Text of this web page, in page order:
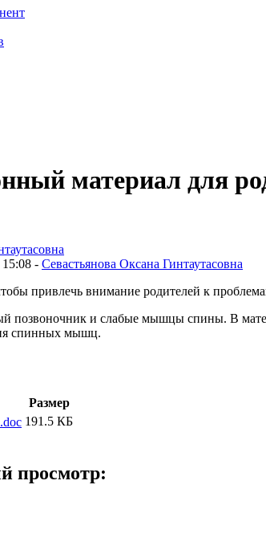
материал для
- Севастьянова Оксана Гинтаутасовна
привлечь внимание родителей к
позвоночник и слабые мышцы спины. В
спинных мышц.
Размер
191.5 КБ
просмотр: